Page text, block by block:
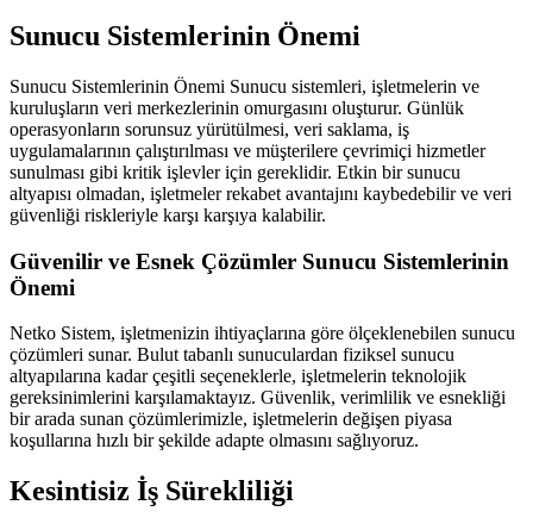
Sunucu Sistemlerinin Önemi
Sunucu Sistemlerinin Önemi Sunucu sistemleri, işletmelerin ve
kuruluşların veri merkezlerinin omurgasını oluşturur. Günlük
operasyonların sorunsuz yürütülmesi, veri saklama, iş
uygulamalarının çalıştırılması ve müşterilere çevrimiçi hizmetler
sunulması gibi kritik işlevler için gereklidir. Etkin bir sunucu
altyapısı olmadan, işletmeler rekabet avantajını kaybedebilir ve veri
güvenliği riskleriyle karşı karşıya kalabilir.
Güvenilir ve Esnek Çözümler Sunucu Sistemlerinin
Önemi
Netko Sistem, işletmenizin ihtiyaçlarına göre ölçeklenebilen sunucu
çözümleri sunar. Bulut tabanlı sunuculardan fiziksel sunucu
altyapılarına kadar çeşitli seçeneklerle, işletmelerin teknolojik
gereksinimlerini karşılamaktayız. Güvenlik, verimlilik ve esnekliği
bir arada sunan çözümlerimizle, işletmelerin değişen piyasa
koşullarına hızlı bir şekilde adapte olmasını sağlıyoruz.
Kesintisiz İş Sürekliliği